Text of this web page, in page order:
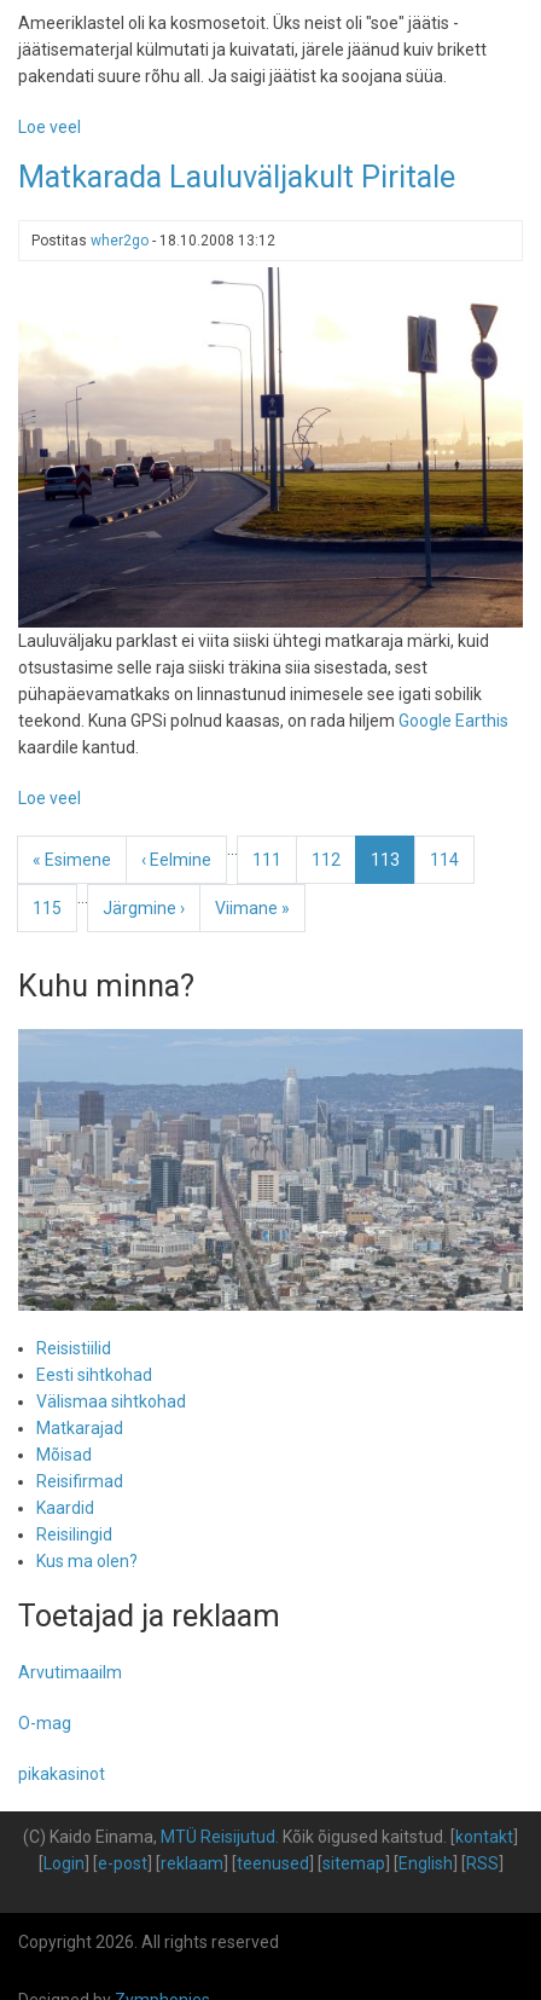
Ameeriklastel oli ka kosmosetoit. Üks neist oli "soe" jäätis -
jäätisematerjal külmutati ja kuivatati, järele jäänud kuiv brikett
pakendati suure rõhu all. Ja saigi jäätist ka soojana süüa.
Loe veel
maarotile
Matkarada Lauluväljakult Piritale
Postitas wher2go - 18.10.2008 13:12
Lauluväljaku parklast ei viita siiski ühtegi matkaraja märki, kuid
otsustasime selle raja siiski träkina siia sisestada, sest
pühapäevamatkaks on linnastunud inimesele see igati sobilik
teekond. Kuna GPSi polnud kaasas, on rada hiljem Google Earthis
kaardile kantud.
Loe veel
Lauluväljakult
Piritale
Pagination
Esimene
leht
« Esimene
Eelmine
leht
‹ Eelmine
…
Page
111 Page
112
Eesolev
leht
113 Page
114
Page
115
…
Järgmine
leht
Järgmine ›
Viimane
leht
Viimane »
Kuhu minna?
Reisistiilid
Eesti sihtkohad
Välismaa sihtkohad
Matkarajad
Mõisad
Reisifirmad
Kaardid
Reisilingid
Kus ma olen?
Toetajad ja reklaam
Arvutimaailm
O-mag
pikakasinot
(C) Kaido Einama, MTÜ Reisijutud. Kõik õigused kaitstud. kontakt
Login e-post] [ reklaam teenused sitemap English RSS
Copyright 2026. All rights reserved